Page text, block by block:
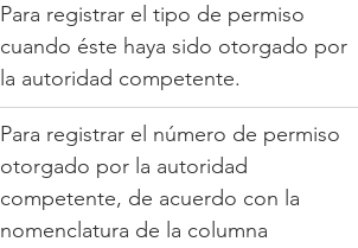
Para registrar el tipo de permiso
cuando éste haya sido otorgado por
la autoridad competente.
Para registrar el número de permiso
otorgado por la autoridad
competente, de acuerdo con la
nomenclatura de la columna